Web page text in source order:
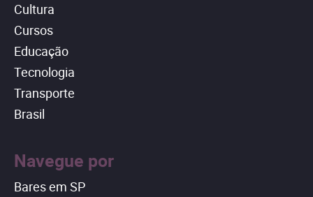
Cultura
Cursos
Educação
Tecnologia
Transporte
Brasil
Navegue por
Bares em SP